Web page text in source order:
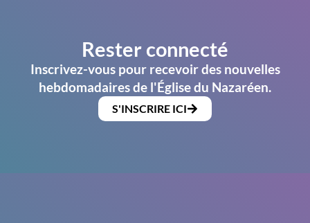
Rester connecté
Inscrivez-vous pour recevoir des nouvelles
hebdomadaires de l'Église du Nazaréen.
S'INSCRIRE ICI